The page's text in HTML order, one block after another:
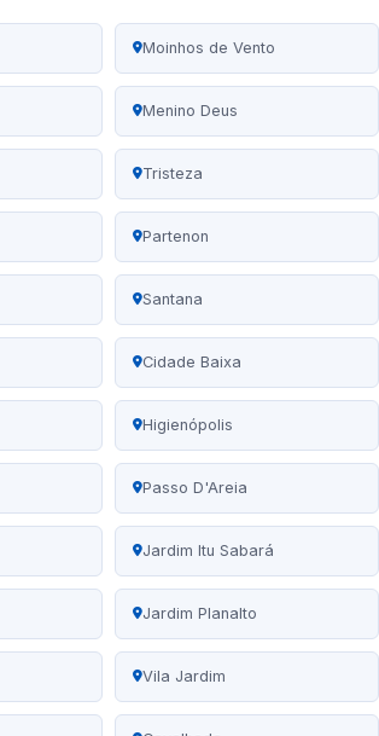
Moinhos de Vento
Menino Deus
Tristeza
Partenon
Santana
Cidade Baixa
Higienópolis
Passo D'Areia
Jardim Itu Sabará
Jardim Planalto
Vila Jardim